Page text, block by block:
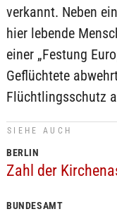
verkannt. Neben
hier lebende
einer „Festung
Geflüchtete
Flüchtlingsschutz
SIEHE AUCH
BERLIN
Zahl der
BUNDESAMT